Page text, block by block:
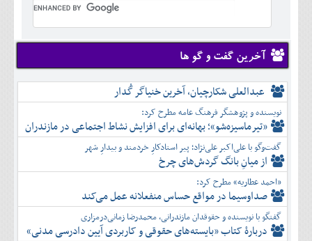
آبان
آذر
دی
بهمن
اسفند
شهريور
مهر
آبان
آذر
دی
بهمن
اسفند
تير
مرداد
شهريور
مهر
آبان
آذر
دی
بهمن
اسفند
آخرین گفت و گو ها
عبدالعلی شکارچیان، آخرین خنیاگر گُدار
نویسنده و پژوهشگر فرهنگ عامه مطرح کرد:
«تیرماسیزه‌شو»؛ بهانه‌ای برای افزایش نشاط اجتماعی در مازندران
گفت‌وگو با علی‌اکبر علی‌نژاد؛ پیر استادکارِ خردمند و بیدارِ شهر
از میانِ بانگ گردش‌های چرخ
«احمد عطاریه» مطرح کرد:
صداوسیما در مواقع حساس منفعلانه عمل می‌کند
گفتگو با نویسنده و حقوقدان مازندرانی، محمدرضا زمانی‌درمزاری
دربارۀ کتاب ”بایسته‌های حقوقی و کاربردی آیین دادرسی مدنی»